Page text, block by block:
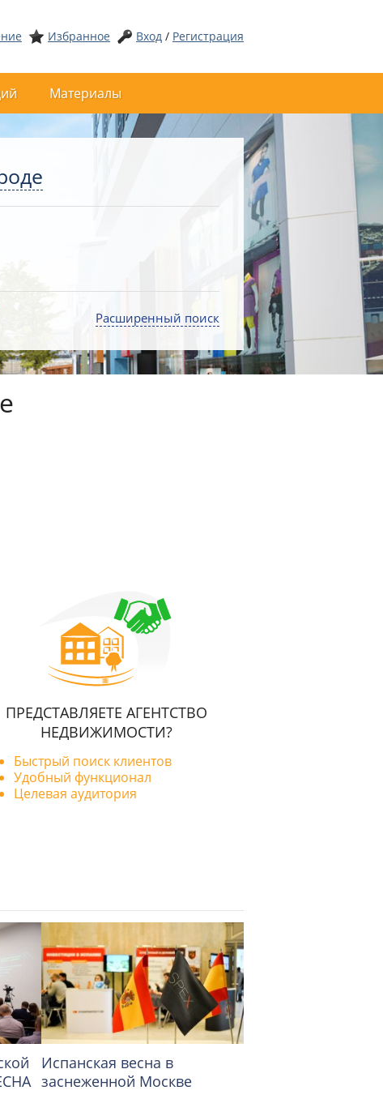
Избранное Вход / Регистрация
Материалы
Расширенный поиск
ПРЕДСТАВЛЯЕТЕ АГЕНТСТВО
НЕДВИЖИМОСТИ?
Быстрый поиск клиентов
Удобный функционал
Целевая аудитория
Испанская весна в
заснеженной Москве